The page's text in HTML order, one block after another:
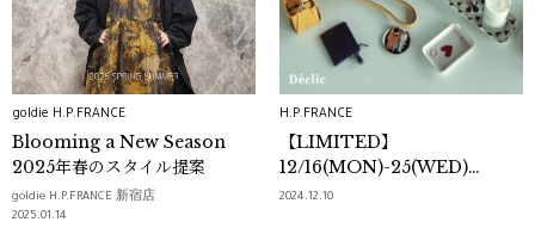
goldie H.P.FRANCE
Blooming a New Season
2025年春のスタイル提案
goldie H.P.FRANCE 新宿店
2025.01.14
H.P.FRANCE
【LIMITED】
12/16(MON)-25(WED)
Déclic POP UP SHOP
2024.12.10